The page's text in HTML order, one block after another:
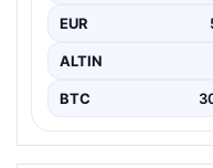
EUR
ALTIN
BTC